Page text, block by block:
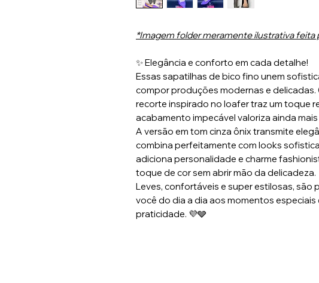
*Imagem folder meramente ilustrativa feita
✨ Elegância e conforto em cada detalhe!
Essas sapatilhas de bico fino unem
compor produções modernas e delicadas.
recorte inspirado no loafer traz um toque
acabamento impecável valoriza ainda mais
A versão em tom cinza ônix transmite
combina perfeitamente com looks
adiciona personalidade e charme
toque de cor sem abrir mão da delicadeza.
Leves, confortáveis e super estilosas, são
você do dia a dia aos momentos especiais
praticidade. 💜🩶